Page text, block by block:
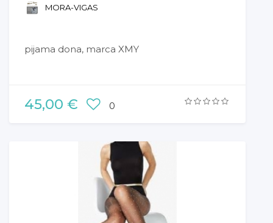
MORA-VIGAS
pijama dona, marca XMY
45,00 € 0